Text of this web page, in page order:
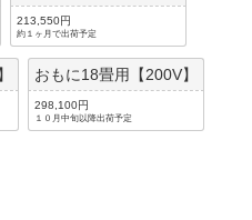
213,550円
約１ヶ月で出荷予定
おもに18畳用【200V】
298,100円
１０月中旬以降出荷予定